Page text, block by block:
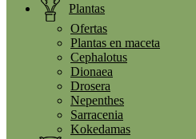
Plantas
Ofertas
Plantas en maceta
Cephalotus
Dionaea
Drosera
Nepenthes
Sarracenia
Kokedamas